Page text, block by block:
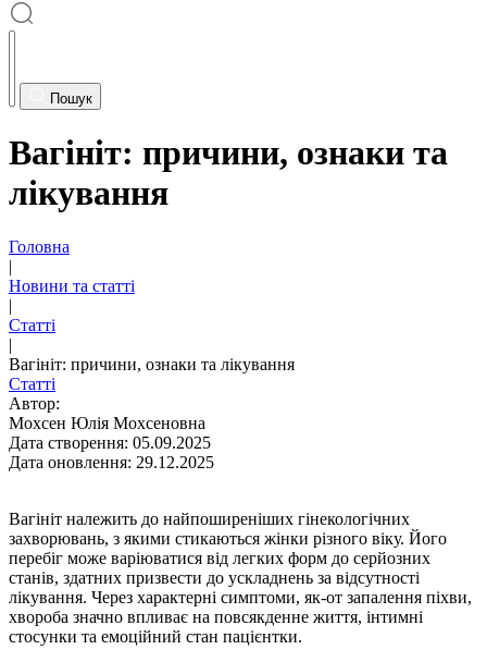
Пошук
Вагініт: причини, ознаки та
лікування
Головна
|
Новини та статті
|
Статті
|
Вагініт: причини, ознаки та лікування
Статті
Автор:
Мохсен Юлія Мохсеновна
Дата створення: 05.09.2025
Дата оновлення: 29.12.2025
Вагініт належить до найпоширеніших гінекологічних
захворювань, з якими стикаються жінки різного віку. Його
перебіг може варіюватися від легких форм до серйозних
станів, здатних призвести до ускладнень за відсутності
лікування. Через характерні симптоми, як-от запалення піхви,
хвороба значно впливає на повсякденне життя, інтимні
стосунки та емоційний стан пацієнтки.